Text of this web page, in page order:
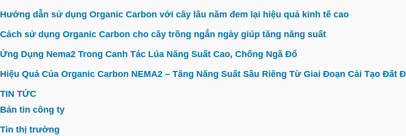
Hướng dẫn sử dụng Organic Carbon với cây lâu năm đem lại hiệu quả kinh tế cao
Cách sử dụng Organic Carbon cho cây trồng ngắn ngày giúp tăng năng suất
Ứng Dụng Nema2 Trong Canh Tác Lúa Năng Suất Cao, Chống Ngã Đổ
Hiệu Quả Của Organic Carbon NEMA2 – Tăng Năng Suất Sầu Riêng Từ Giai Đoạn Cải Tạo Đất
TIN TỨC
Bản tin công ty
Tin thị trường